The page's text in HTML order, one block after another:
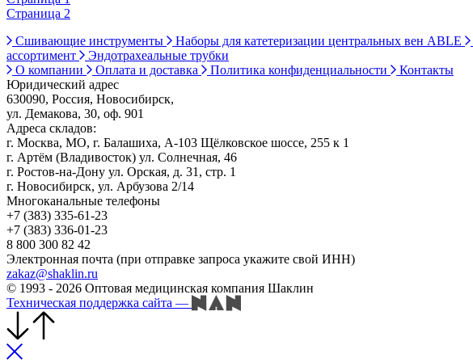
Страница 2
Сшивающие инструменты
Наборы для катетеризации центральных вен ABLE
ассортимент
Эндотрахеальные трубки
О компании
Оплата и доставка Политика конфиденциальности
Контакты
Юридический адрес
630090, Россия, Новосибирск,
ул. Демакова, 30, оф. 901
Адреса складов:
г. Москва, МО, г. Балашиха, А-103 Щёлковское шоссе, 255 к 1
г. Артём (Владивосток) ул. Солнечная, 46
г. Ростов-на-Дону ул. Орская, д. 31, стр. 1
г. Новосибирск, ул. Арбузова 2/14
Многоканальные телефоны
+7 (383) 335-61-23
+7 (383) 336-01-23
8 800 300 82 42
Электронная почта (при отправке запроса укажите свой ИНН)
zakaz@shaklin.ru
© 1993 - 2026 Оптовая медицинская компания Шаклин
Техническая поддержка сайта —